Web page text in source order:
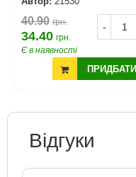
-
40.90 грн.
34.40 грн.
Є в наявності
ПРИДБАТИ
Відгуки